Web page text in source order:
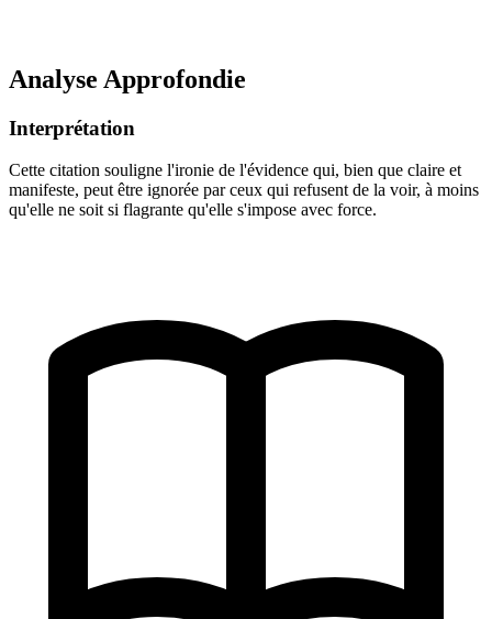
Analyse Approfondie
Interprétation
Cette citation souligne l'ironie de l'évidence qui, bien que claire et
manifeste, peut être ignorée par ceux qui refusent de la voir, à moins
qu'elle ne soit si flagrante qu'elle s'impose avec force.